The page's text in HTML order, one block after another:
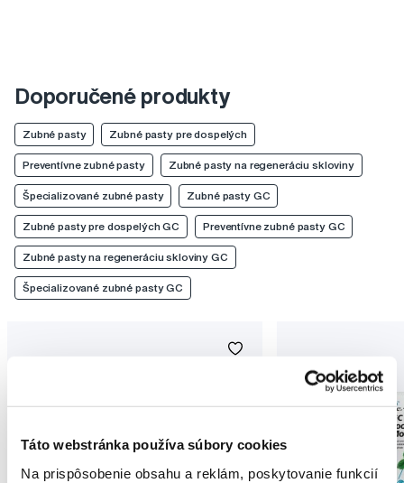
Táto webstránka používa súbory cookies
Na prispôsobenie obsahu a reklám, poskytovanie funkcií
Doporučené produkty
Zubné pasty Zubné pasty pre dospelých
Preventívne zubné pasty Zubné pasty na regeneráciu skloviny
Špecializované zubné pasty Zubné pasty GC
Zubné pasty pre dospelých GC Preventívne zubné pasty GC
Zubné pasty na regeneráciu skloviny GC
Špecializované zubné pasty GC